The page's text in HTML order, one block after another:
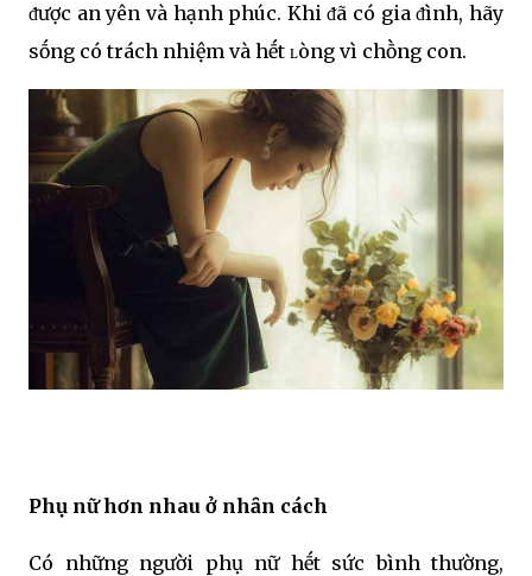
ᵭược an yên và hạnh phúc. Khi ᵭã có gia ᵭình, hãy
sṓng có trách nhiệm và hḗt ʟòng vì chṑng con.
Phụ nữ hơn nhau ở nhȃn cách
Có những người phụ nữ hḗt sức bình thường,